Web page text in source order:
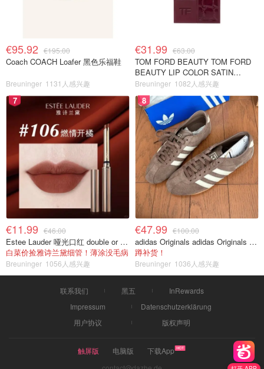
€95.92 €195.00
Coach COACH Loafer 黑色乐福鞋
Breuninger 1131人感兴趣
€31.99 €63.00
TOM FORD BEAUTY TOM FORD
BEAUTY LIP COLOR SATIN
MATTE 裸玫瑰口红
Breuninger 1082人感兴趣
7
€11.99 €46.00
Estee Lauder 哑光口红 double or nothing色号
白菜价捡雅诗兰黛细管！薄涂没毛病
Breuninger 1056人感兴趣
8
€47.99 €100.00
adidas Originals adidas Originals TOKYO 复古休闲鞋 深棕色
蹲补货！
Breuninger 1036人感兴趣
联系我们 黑五
InRewards
Impressum
Datenschutzerklärung
用户协议
版权声明
触屏版 电脑版
下载App